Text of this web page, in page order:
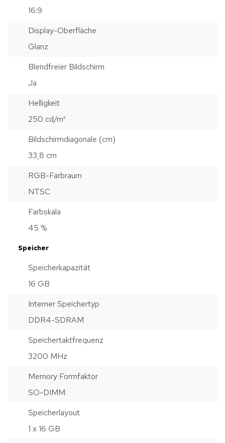
16:9
Display-Oberfläche
Glanz
Blendfreier Bildschirm
Ja
Helligkeit
250 cd/m²
Bildschirmdiagonale (cm)
33,8 cm
RGB-Farbraum
NTSC
Farbskala
45 %
Speicher
Speicherkapazität
16 GB
Interner Speichertyp
DDR4-SDRAM
Speichertaktfrequenz
3200 MHz
Memory Formfaktor
SO-DIMM
Speicherlayout
1 x 16 GB